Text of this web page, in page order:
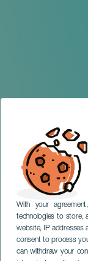
With your
technologies to store,
website, IP addresses
consent to process
can withdraw your
TENERIFE